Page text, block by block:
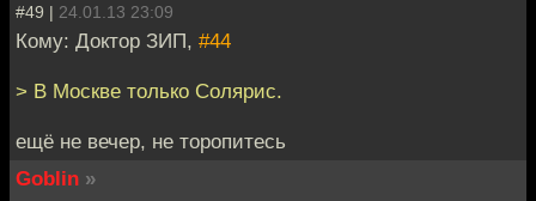
#49 | 24.01.13 23:09
Кому: Доктор ЗИП, #44
> В Москве только Солярис.
ещё не вечер, не торопитесь
Goblin »